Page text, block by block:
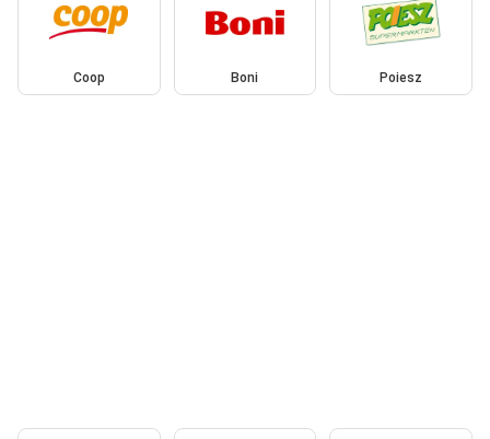
Coop Boni Poiesz